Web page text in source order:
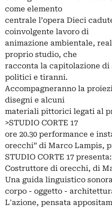
come elemento
centrale l’opera Dieci
coinvolgente lavoro di
animazione ambientale,
proprio studio, che
racconta la capitolazione
politici e tiranni.
Accompagneranno la
disegni e alcuni
materiali pittorici legati al
>STUDIO CORTE 17
ore 20.30 performance e
orecchi” di Marco Lampis,
STUDIO CORTE 17 presenta:
Costruttore di orecchi, di
Una guida linguistico
corpo - oggetto -
L'azione, pensata